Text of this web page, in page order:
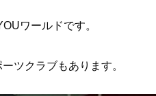
ワールドです。
ツクラブもあります。